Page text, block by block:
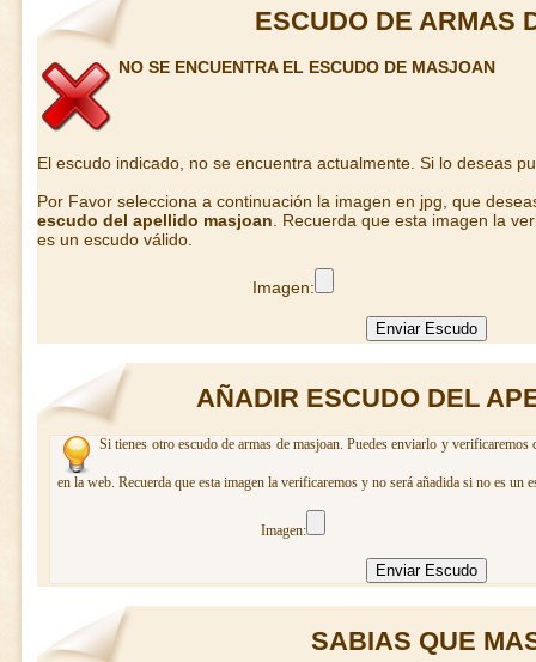
ESCUDO DE ARMAS
NO SE ENCUENTRA EL ESCUDO DE MASJOAN
El escudo indicado, no se encuentra actualmente. Si lo deseas
Por Favor selecciona a continuación la imagen en jpg, que
escudo del apellido masjoan . Recuerda que esta imagen la
es un escudo válido.
Imagen:
AÑADIR ESCUDO DEL
Si tienes otro escudo de armas de masjoan. Puedes enviarlo y
en la web. Recuerda que esta imagen la verificaremos y no será añadida si no es un
Imagen:
SABIAS QUE